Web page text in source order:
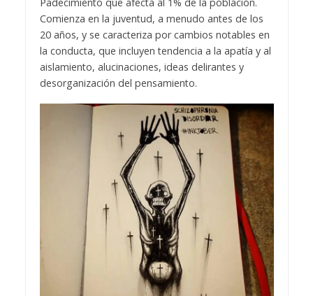
Comienza en la juventud, a menudo antes de los
20 años, y se caracteriza por cambios notables en
la conducta, que incluyen tendencia a la apatía y al
aislamiento, alucinaciones, ideas delirantes y
desorganización del pensamiento.